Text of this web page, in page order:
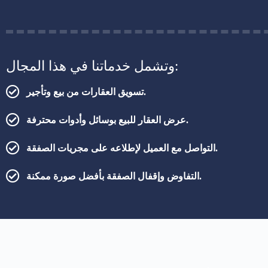
وتشمل خدماتنا في هذا المجال:
تسويق العقارات من بيع وتأجير.
عرض العقار للبيع بوسائل وأدوات محترفة.
التواصل مع العميل لإطلاعه على مجريات الصفقة.
التفاوض وإقفال الصفقة بأفضل صورة ممكنة.